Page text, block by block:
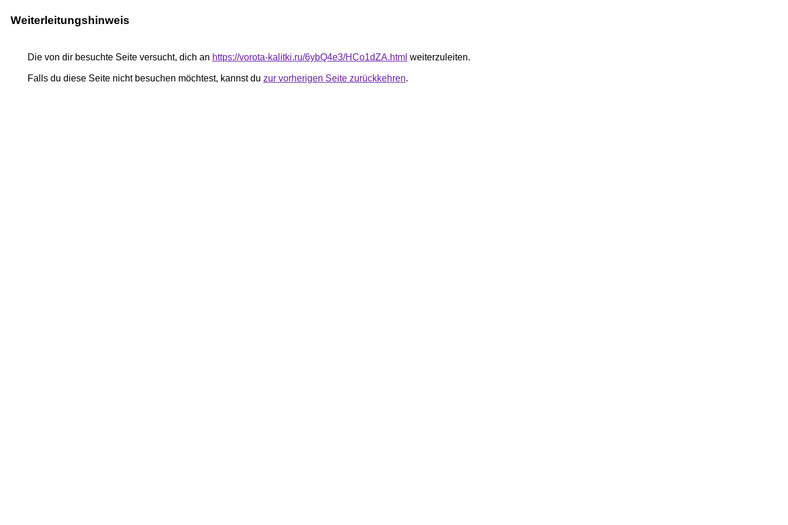
Weiterleitungshinweis
Die von dir besuchte Seite versucht, dich an https://vorota-kalitki.ru/6ybQ4e3/HCo1dZA.html weiterzuleiten.
Falls du diese Seite nicht besuchen möchtest, kannst du zur vorherigen Seite zurückkehren.